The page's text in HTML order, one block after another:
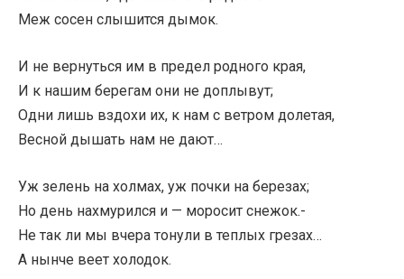
Меж сосен слышится дымок.
И не вернуться им в предел родного края,
И к нашим берегам они не доплывут;
Одни лишь вздохи их, к нам с ветром долетая,
Весной дышать нам не дают…
Уж зелень на холмах, уж почки на березах;
Но день нахмурился и — моросит снежок.-
Не так ли мы вчера тонули в теплых грезах…
А нынче веет холодок.